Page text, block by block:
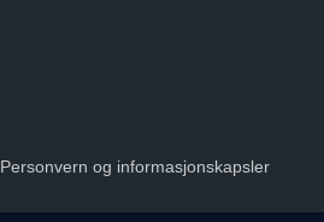
Personvern og informasjonskapsler